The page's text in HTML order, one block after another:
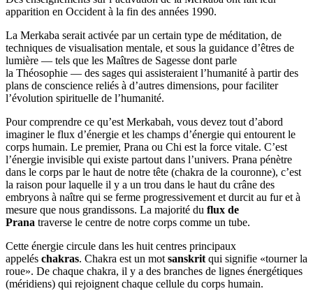
apparition en Occident à la fin des années 1990.
La Merkaba serait activée par un certain type de méditation, de
techniques de visualisation mentale, et sous la guidance d’êtres de
lumière — tels que les Maîtres de Sagesse dont parle
la Théosophie — des sages qui assisteraient l’humanité à partir des
plans de conscience reliés à d’autres dimensions, pour faciliter
l’évolution spirituelle de l’humanité.
Pour comprendre ce qu’est Merkabah, vous devez tout d’abord
imaginer le flux d’énergie et les champs d’énergie qui entourent le
corps humain. Le premier, Prana ou Chi est la force vitale. C’est
l’énergie invisible qui existe partout dans l’univers. Prana pénètre
dans le corps par le haut de notre tête (chakra de la couronne), c’est
la raison pour laquelle il y a un trou dans le haut du crâne des
embryons à naître qui se ferme progressivement et durcit au fur et à
mesure que nous grandissons. La majorité du flux de
Prana traverse le centre de notre corps comme un tube.
Cette énergie circule dans les huit centres principaux
appelés chakras. Chakra est un mot sanskrit qui signifie «tourner la
roue». De chaque chakra, il y a des branches de lignes énergétiques
(méridiens) qui rejoignent chaque cellule du corps humain.